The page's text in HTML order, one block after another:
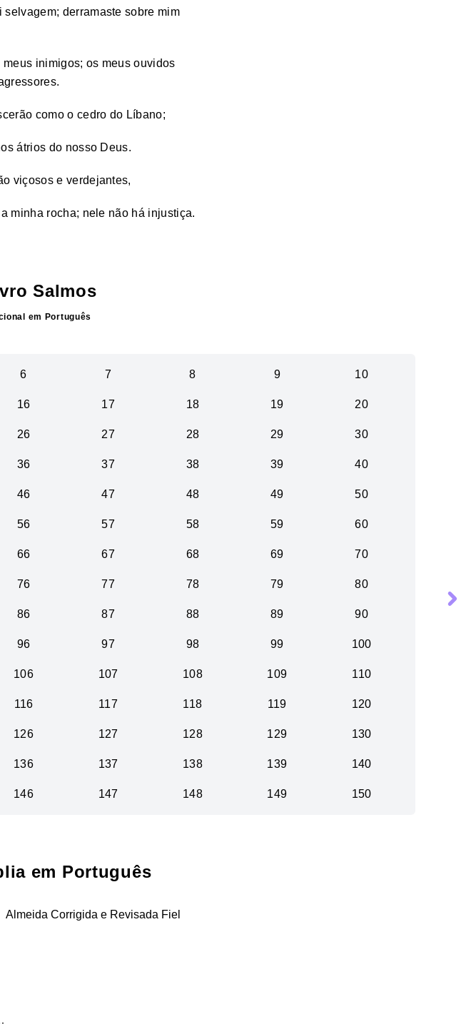
derramaste sobre mim
inimigos; os meus ouvidos
como o cedro do Líbano;
átrios do nosso Deus.
viçosos e verdejantes,
minha rocha; nele não há injustiça.
Salmos
em Português
6 7 8 9 10
16 17 18 19 20
26 27 28 29 30
36 37 38 39 40
46 47 48 49 50
56 57 58 59 60
66 67 68 69 70
76 77 78 79 80
86 87 88 89 90
96 97 98 99 100
106 107 108 109 110
116 117 118 119 120
126 127 128 129 130
136 137 138 139 140
146 147 148 149 150
em Português
Almeida Corrigida e Revisada Fiel